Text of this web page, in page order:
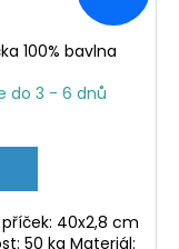
100% bavlna
do 3 - 6 dnů
40x2,8 cm
50 kg Materiál: